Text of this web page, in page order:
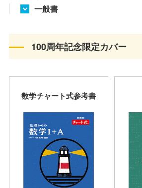
一般書
100周年記念限定カバー
数学チャート式参考書